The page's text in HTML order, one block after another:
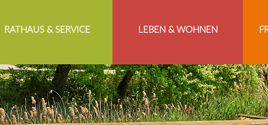
RATHAUS & SERVICE LEBEN & WOHNEN